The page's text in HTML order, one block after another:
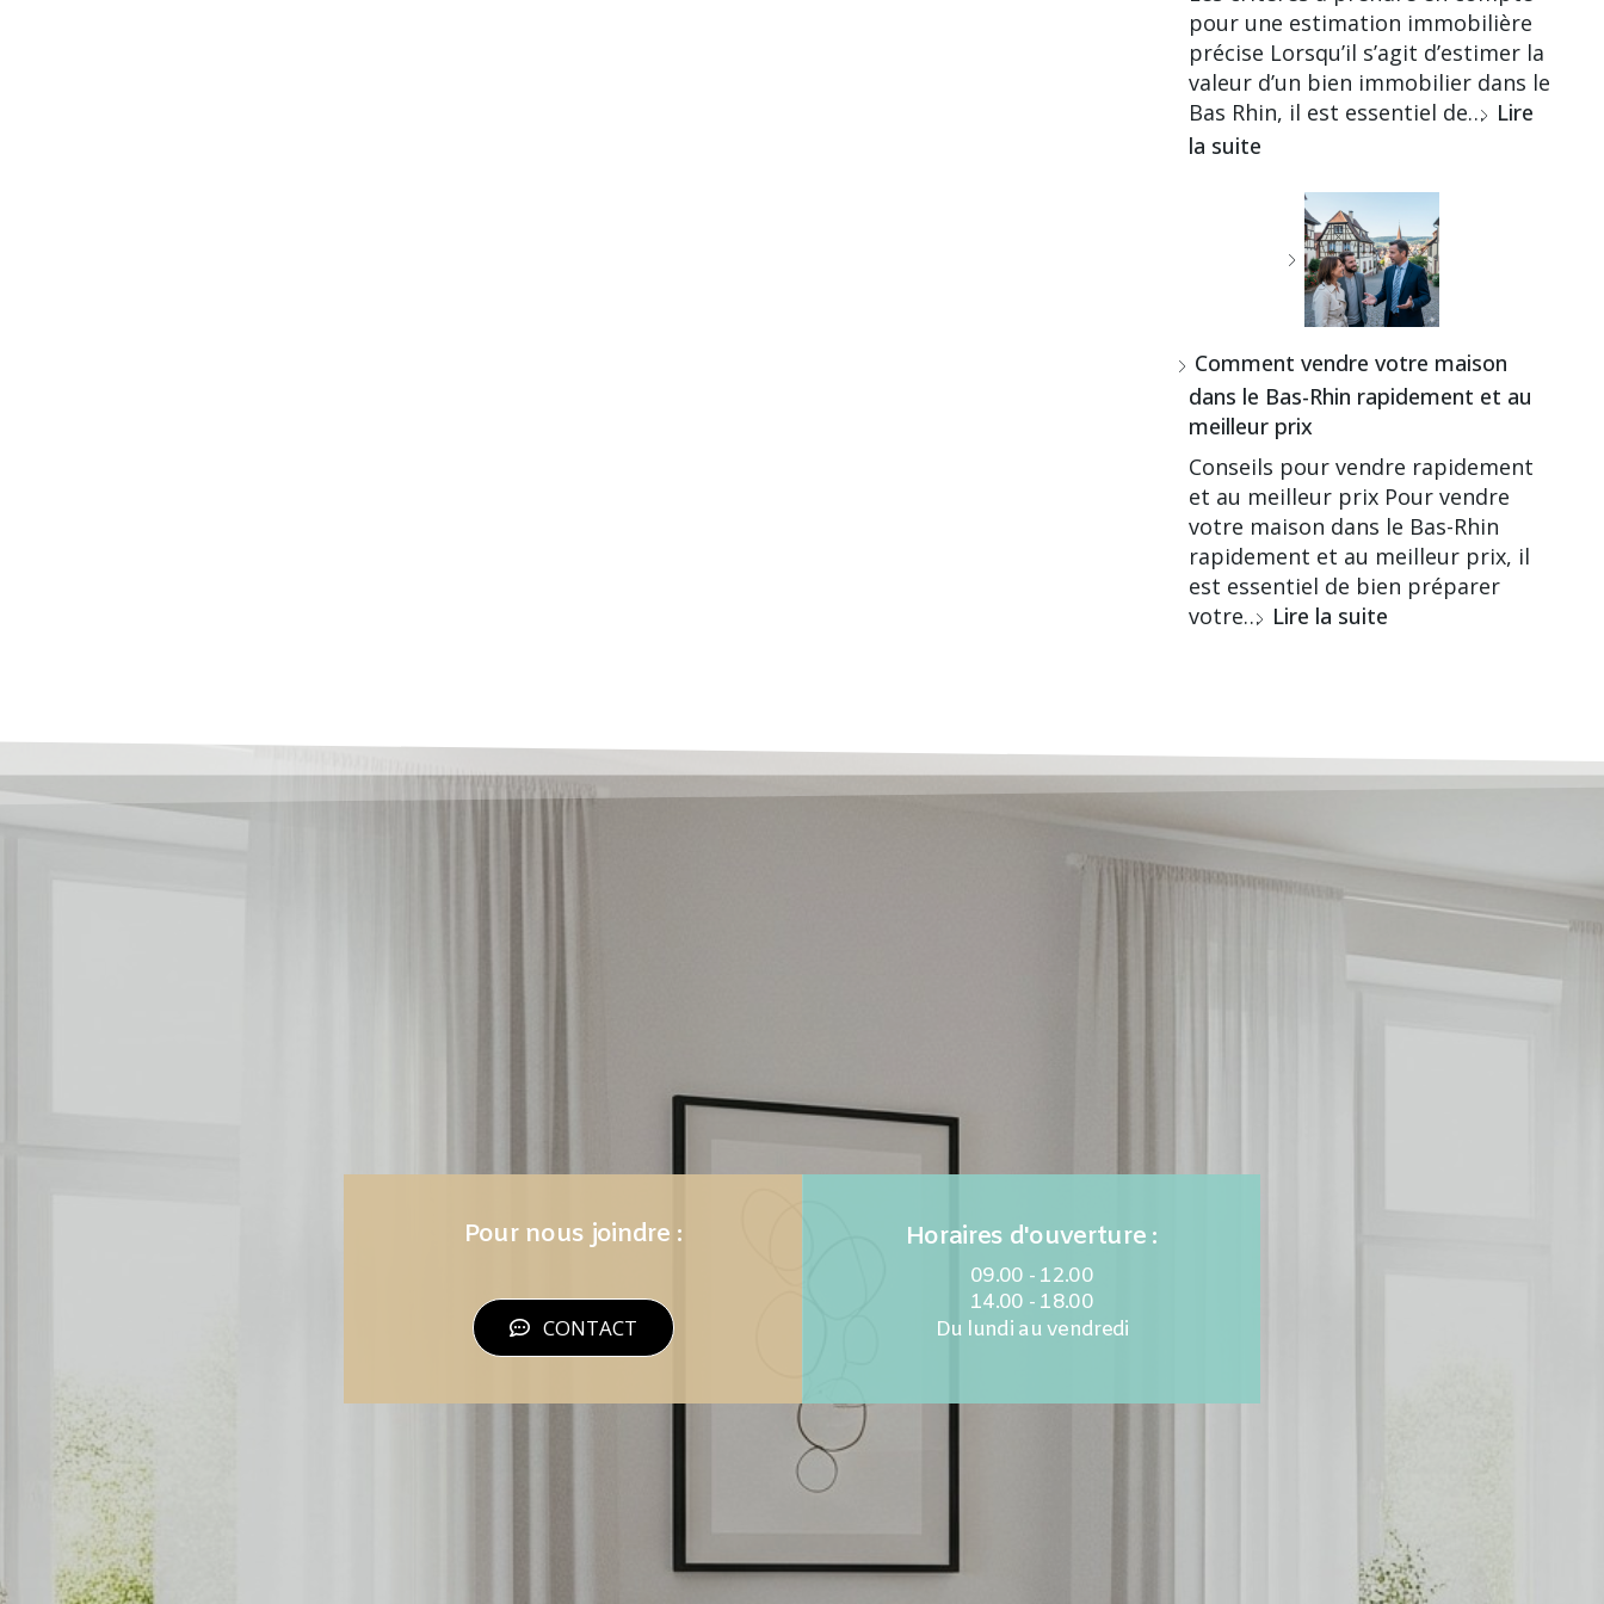
pour une estimation immobilière
précise Lorsqu’il s’agit d’estimer la
valeur d’un bien immobilier dans le
Bas Rhin, il est essentiel de… Lire
la suite
Comment vendre votre maison
dans le Bas-Rhin rapidement et au
meilleur prix
Conseils pour vendre rapidement
et au meilleur prix Pour vendre
votre maison dans le Bas-Rhin
rapidement et au meilleur prix, il
est essentiel de bien préparer
votre… Lire la suite
Pour nous joindre :
CONTACT
Horaires d'ouverture :
09.00 - 12.00
14.00 - 18.00
Du lundi au vendredi